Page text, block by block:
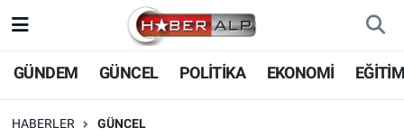
GÜNDEM GÜNCEL POLİTİKA EKONOMİ
HABERLER GÜNCEL
Nöbetçi Eczaneler
Hava Durumu